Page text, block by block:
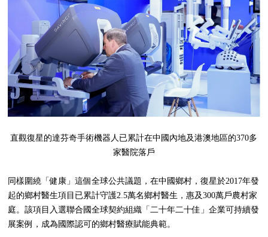
直觀復星的達芬奇手術機器人已累計在中國內地及港澳地區的370多
家醫院落戶
同樣圍繞「健康」這個全球公共議題，在中國鄉村，復星於2017年發
起的鄉村醫生項目已累計守護2.5萬名鄉村醫生，惠及300萬戶農村家
庭。該項目入選聯合國全球契約組織「二十年二十佳」企業可持續發
展案例，成為國際認可的鄉村醫療賦能典範。